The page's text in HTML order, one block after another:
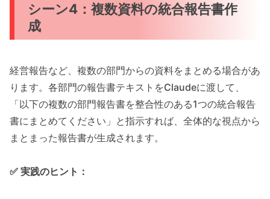
シーン4：複数資料の統合報告書作
成
経営報告など、複数の部門からの資料をまとめる場合があ
ります。各部門の報告書テキストをClaudeに渡して、
「以下の複数の部門報告書を整合性のある1つの統合報告
書にまとめてください」と指示すれば、全体的な視点から
まとまった報告書が生成されます。
✅ 実践のヒント：